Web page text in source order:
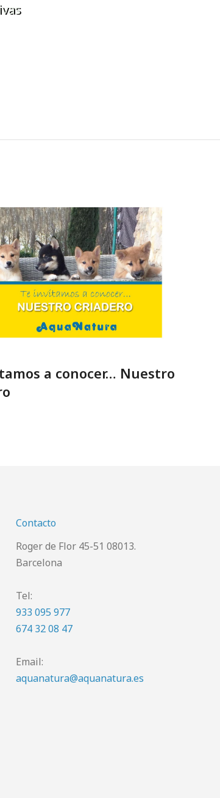
a conocer… Nuestro
Contacto
Roger de Flor 45-51 08013.
Barcelona
Tel:
933 095 977
674 32 08 47
Email:
aquanatura@aquanatura.es